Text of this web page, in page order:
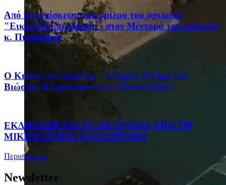
Από την επίσκεψη του ομίλου του σχολείου
"Εικονική Επιχείρηση" στον Μέντορά του υπουργό
κ. Πιερακάκη
Ο Κήπος της Αμαλίας – Ιστορία, Μνήμη και
Βιώσιμη Κληρονομιά στον Εθνικό Κήπο
ΕΚΔΗΛΩΣΗ ΓΙΑ ΤΑ 100 ΧΡΟΝΙΑ ΑΠΟ ΤΗ
ΜΙΚΡΑΣΙΑΤΙΚΗ ΚΑΤΑΣΤΡΟΦΗ
Περισσότερα
Newsletter